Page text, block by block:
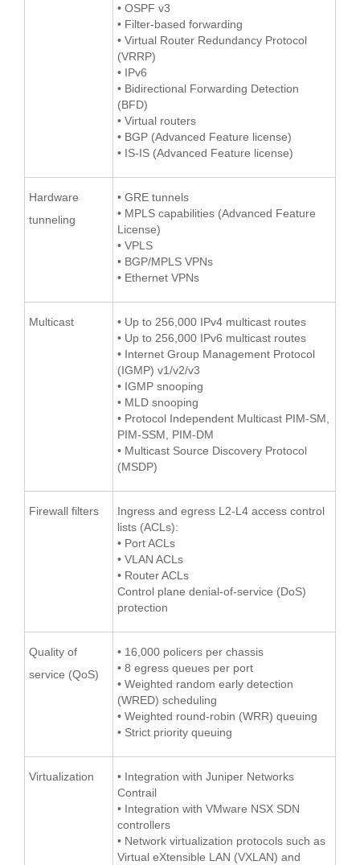
• OSPF v3
• Filter-based forwarding
• Virtual Router Redundancy Protocol
(VRRP)
• IPv6
• Bidirectional Forwarding Detection
(BFD)
• Virtual routers
• BGP (Advanced Feature license)
• IS-IS (Advanced Feature license)
Hardware
tunneling
• GRE tunnels
• MPLS capabilities (Advanced Feature
License)
• VPLS
• BGP/MPLS VPNs
• Ethernet VPNs
Multicast
• Up to 256,000 IPv4 multicast routes
• Up to 256,000 IPv6 multicast routes
• Internet Group Management Protocol
(IGMP) v1/v2/v3
• IGMP snooping
• MLD snooping
• Protocol Independent Multicast PIM-SM,
PIM-SSM, PIM-DM
• Multicast Source Discovery Protocol
(MSDP)
Firewall filters
Ingress and egress L2-L4 access control
lists (ACLs):
• Port ACLs
• VLAN ACLs
• Router ACLs
Control plane denial-of-service (DoS)
protection
Quality of
service (QoS)
• 16,000 policers per chassis
• 8 egress queues per port
• Weighted random early detection
(WRED) scheduling
• Weighted round-robin (WRR) queuing
• Strict priority queuing
Virtualization
• Integration with Juniper Networks
Contrail
• Integration with VMware NSX SDN
controllers
• Network virtualization protocols such as
Virtual eXtensible LAN (VXLAN) and